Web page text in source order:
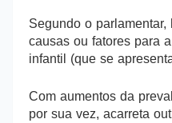
Segundo o
causas ou fatores para
infantil (que se
Com aumentos da
por sua vez, acarreta